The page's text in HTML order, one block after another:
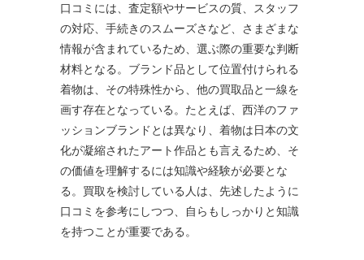
口コミには、査定額やサービスの質、スタッフ
の対応、手続きのスムーズさなど、さまざまな
情報が含まれているため、選ぶ際の重要な判断
材料となる。ブランド品として位置付けられる
着物は、その特殊性から、他の買取品と一線を
画す存在となっている。たとえば、西洋のファ
ッションブランドとは異なり、着物は日本の文
化が凝縮されたアート作品とも言えるため、そ
の価値を理解するには知識や経験が必要とな
る。買取を検討している人は、先述したように
口コミを参考にしつつ、自らもしっかりと知識
を持つことが重要である。